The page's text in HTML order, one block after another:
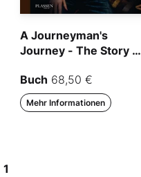
A Journeyman's
Journey - The Story of
Buch 68,50 €
Mehr Informationen
1